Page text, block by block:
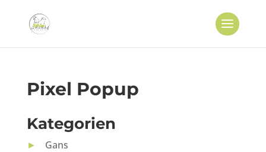
Pixel Popup
Kategorien
►
Gans